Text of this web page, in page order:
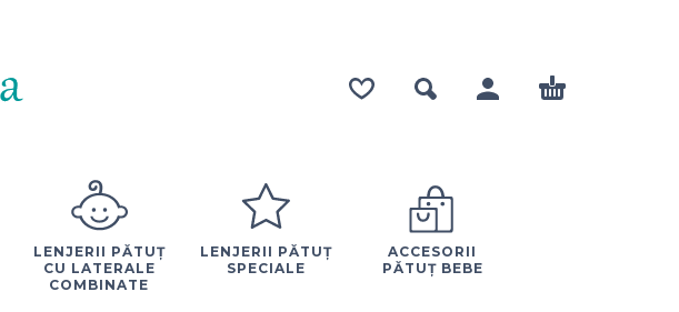
LENJERII PĂTUȚ
CU LATERALE
COMBINATE
LENJERII PĂTUȚ
SPECIALE
ACCESORII
PĂTUȚ BEBE